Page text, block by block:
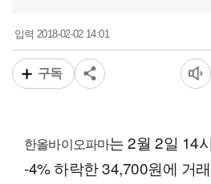
입력2018-02-02 14:01
구독
한올바이오파마는 2월 2일 14
-4% 하락한 34,700원에 거